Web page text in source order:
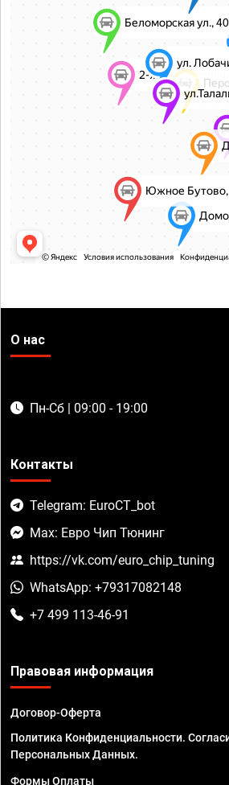
О нас
Пн-Сб | 09:00 - 19:00
Контакты
Telegram: EuroCT_bot
Max: Евро Чип Тюнинг
https://vk.com/euro_chip_tuning
WhatsApp: +79317082148
+7 499 113-46-91
Правовая информация
Договор-Оферта
Политика Конфиденциальности.
Персональных Данных.
Формы Оплаты